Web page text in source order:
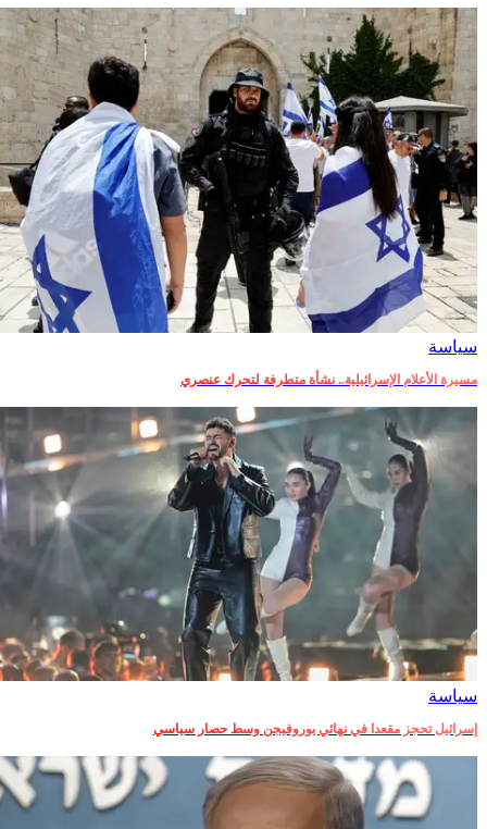
سياسة
مسيرة الأعلام الإسرائيلية.. نشأة متطرفة لتحرك عنصري
سياسة
إسرائيل تحجز مقعدا في نهائي يوروفيجن وسط حصار سياسي